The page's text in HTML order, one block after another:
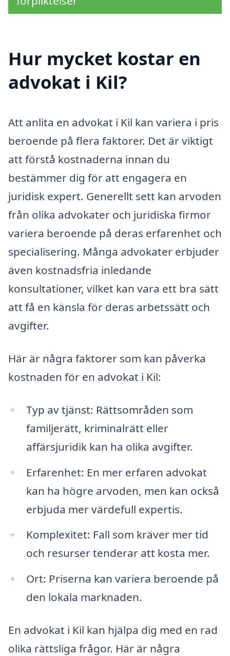
Hur mycket kostar en
advokat i Kil?
Att anlita en advokat i Kil kan variera i pris
beroende på flera faktorer. Det är viktigt
att förstå kostnaderna innan du
bestämmer dig för att engagera en
juridisk expert. Generellt sett kan arvoden
från olika advokater och juridiska firmor
variera beroende på deras erfarenhet och
specialisering. Många advokater erbjuder
även kostnadsfria inledande
konsultationer, vilket kan vara ett bra sätt
att få en känsla för deras arbetssätt och
avgifter.
Här är några faktorer som kan påverka
kostnaden för en advokat i Kil:
Typ av tjänst: Rättsområden som
familjerätt, kriminalrätt eller
affärsjuridik kan ha olika avgifter.
Erfarenhet: En mer erfaren advokat
kan ha högre arvoden, men kan också
erbjuda mer värdefull expertis.
Komplexitet: Fall som kräver mer tid
och resurser tenderar att kosta mer.
Ort: Priserna kan variera beroende på
den lokala marknaden.
En advokat i Kil kan hjälpa dig med en rad
olika rättsliga frågor. Här är några